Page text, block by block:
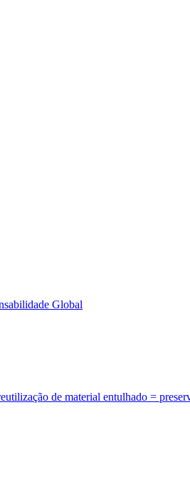
Global
de material entulhado =